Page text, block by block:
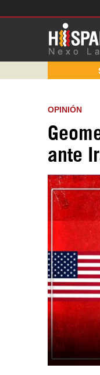
OPINIÓN
ante